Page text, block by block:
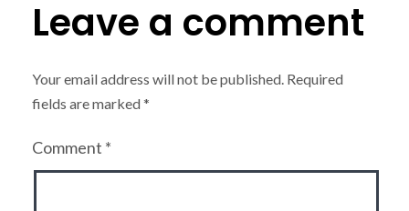
Leave a comment
Your email address will not be published. Required
fields are marked*
Comment *